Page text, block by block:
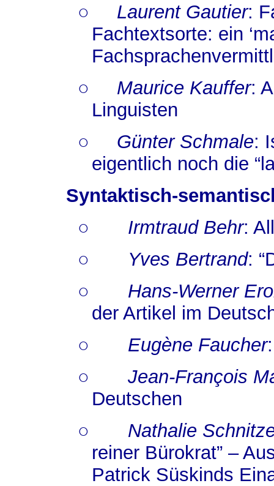
○
Laurent Gautier:
Fachtextsorte: ein
○
Maurice Kauffer:
Linguisten
○
Günter Schmale:
eigentlich noch die
Syntaktisch-
○
Irmtraud Behr:
○
Yves Bertrand:
○
Hans-Werner
der Artikel im
○
Eugène Faucher
○
Jean-François
Deutschen
○
Nathalie
reiner Bürokrat” –
Patrick Süskinds